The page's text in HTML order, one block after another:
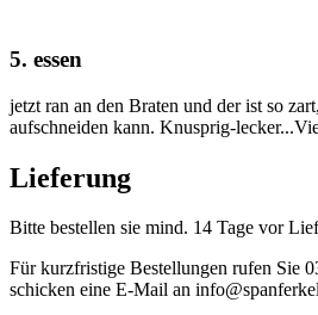
5. essen
jetzt ran an den Braten und der ist so
aufschneiden kann. Knusprig-
Lieferung
Bitte bestellen sie mind. 14 Tage vor
Für kurzfristige Bestellungen rufen Sie
schicken eine E-Mail an